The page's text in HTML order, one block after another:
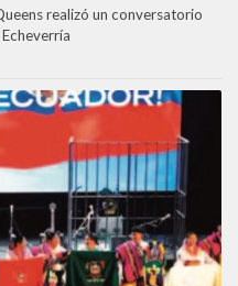
realizó un conversatorio